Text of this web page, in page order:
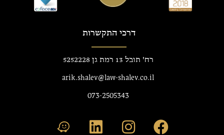
דרכי התקשרות
רח' תובל 13 רמת גן 5252228
arik.shalev@law-shalev.co.il
073-2505343